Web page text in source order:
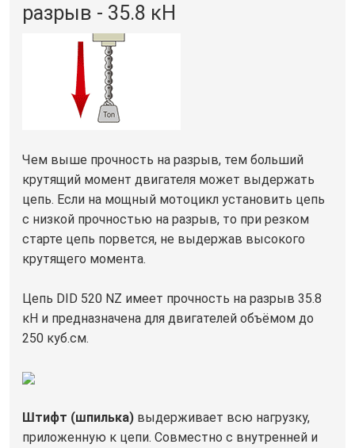
разрыв - 35.8 кН
Чем выше прочность на разрыв, тем больший
крутящий момент двигателя может выдержать
цепь. Если на мощный мотоцикл установить цепь
с низкой прочностью на разрыв, то при резком
старте цепь порвется, не выдержав высокого
крутящего момента.
Цепь DID 520 NZ имеет прочность на разрыв 35.8
кН и предназначена для двигателей объёмом до
250 куб.см.
Штифт (шпилька) выдерживает всю нагрузку,
приложенную к цепи. Совместно с внутренней и